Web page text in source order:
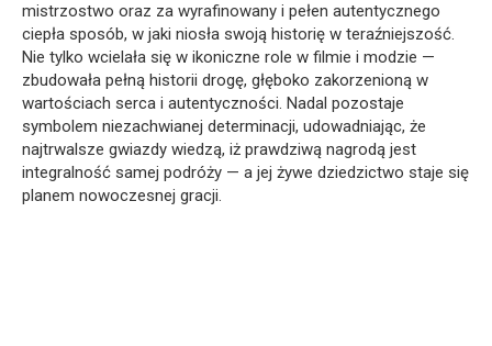
mistrzostwo oraz za wyrafinowany i pełen autentycznego
ciepła sposób, w jaki niosła swoją historię w teraźniejszość.
Nie tylko wcielała się w ikoniczne role w filmie i modzie —
zbudowała pełną historii drogę, głęboko zakorzenioną w
wartościach serca i autentyczności. Nadal pozostaje
symbolem niezachwianej determinacji, udowadniając, że
najtrwalsze gwiazdy wiedzą, iż prawdziwą nagrodą jest
integralność samej podróży — a jej żywe dziedzictwo staje się
planem nowoczesnej gracji.